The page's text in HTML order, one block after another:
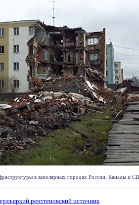
в заполярных городах России, Канады и
рентгеновский источник